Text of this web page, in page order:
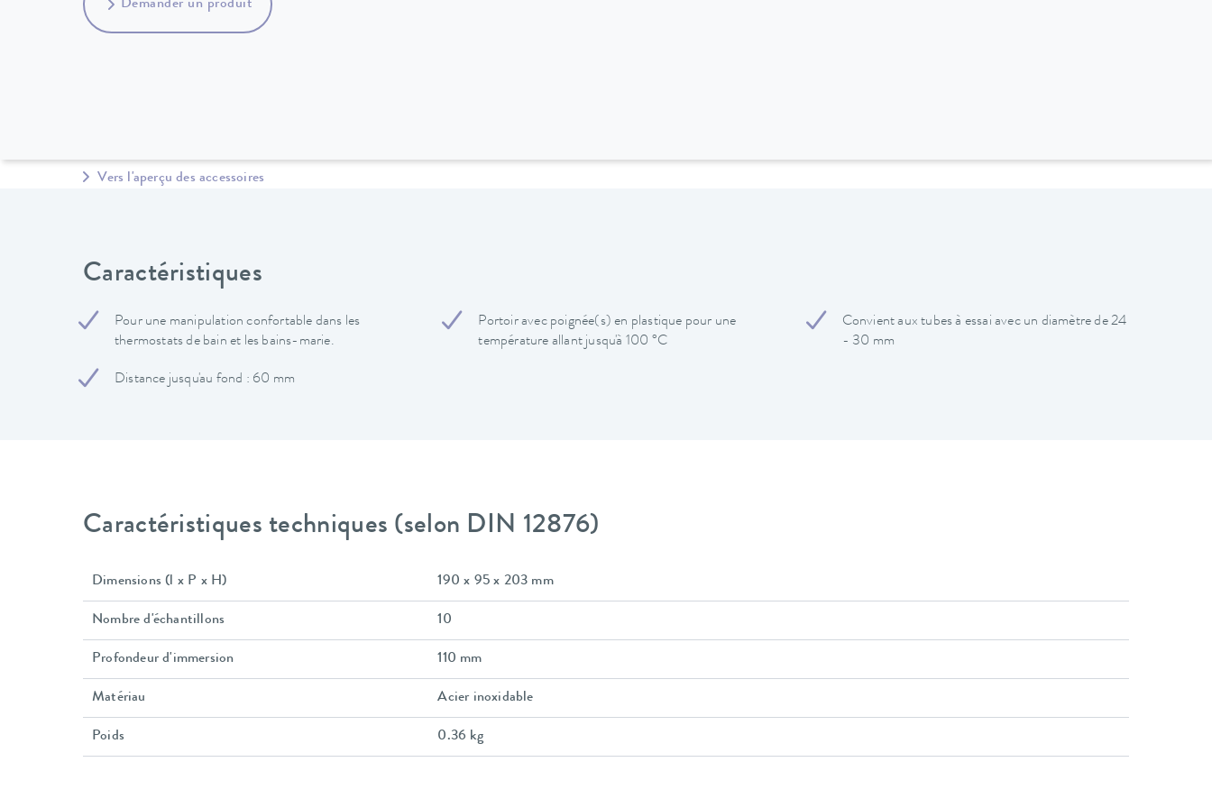
Demander un produit
Vers l'aperçu des accessoires
Caractéristiques
Pour une manipulation confortable dans les
thermostats de bain et les bains-marie.
Distance jusqu'au fond : 60 mm
Portoir avec poignée(s) en plastique pour une
température allant jusqu'à 100 °C
Convient aux tubes à essai avec un diamètre de 24
- 30 mm
Caractéristiques techniques (selon DIN 12876)
Dimensions (l x P x H) 190 x 95 x 203 mm
Nombre d'échantillons 10
Profondeur d'immersion 110 mm
Matériau Acier inoxidable
Poids 0.36 kg